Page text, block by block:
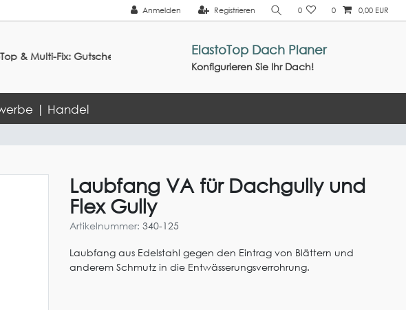
Anmelden Registrieren 0 0 0,00 EUR
Multi-Fix: Gutschein: Sommer2026 /// ElastoTop Dach Planer
Konfigurieren Sie Ihr Dach!
| Handel
Laubfang VA für Dachgully und
Flex Gully
Artikelnummer: 340-125
Laubfang aus Edelstahl gegen den Eintrag von Blättern und
anderem Schmutz in die Entwässerungsverrohrung.